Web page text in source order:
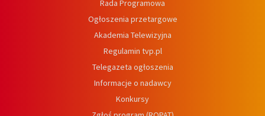
Rada Programowa
Ogłoszenia przetargowe
Akademia Telewizyjna
Regulamin tvp.pl
Telegazeta ogłoszenia
Informacje o nadawcy
Konkursy